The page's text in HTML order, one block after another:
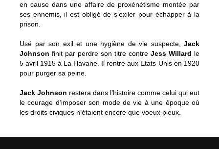
en cause dans une affaire de proxénétisme montée par
ses ennemis, il est obligé de s’exiler pour échapper à la
prison.
Usé par son exil et une hygiène de vie suspecte, Jack
Johnson finit par perdre son titre contre Jess Willard le
5 avril 1915 à La Havane. Il rentre aux Etats-Unis en 1920
pour purger sa peine.
Jack Johnson restera dans l’histoire comme celui qui eut
le courage d’imposer son mode de vie à une époque où
les droits civiques n’étaient encore que voeux pieux.